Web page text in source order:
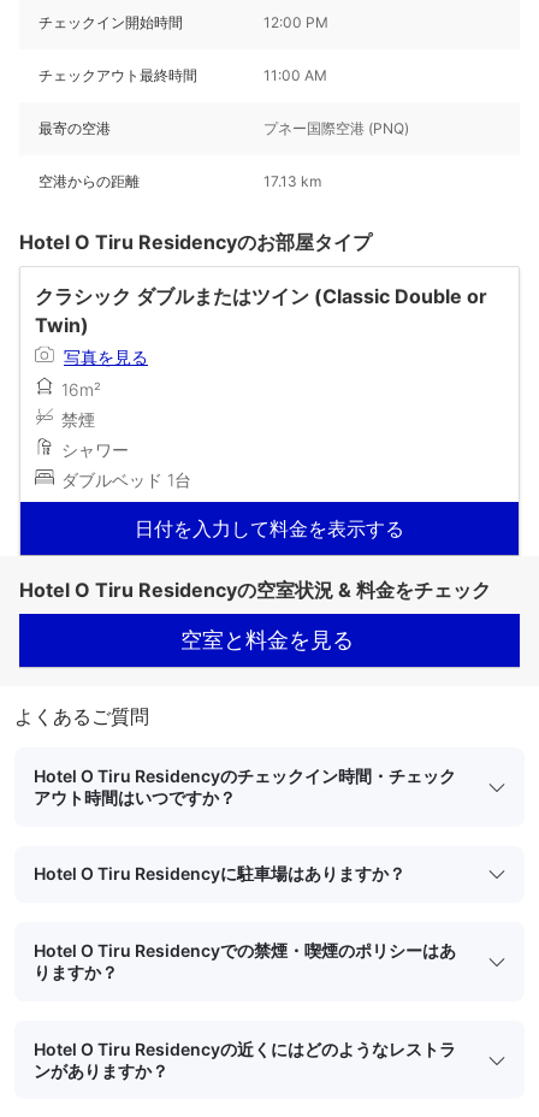
チェックイン開始時間 12:00 PM
チェックアウト最終時間 11:00 AM
最寄の空港 プネー国際空港 (PNQ)
空港からの距離 17.13 km
Hotel O Tiru Residencyのお部屋タイプ
クラシック ダブルまたはツイン (Classic Double or
Twin)
写真を見る
16m²
禁煙
シャワー
ダブルベッド 1台
日付を入力して料金を表示する
Hotel O Tiru Residencyの空室状況 & 料金をチェック
空室と料金を見る
よくあるご質問
Hotel O Tiru Residencyのチェックイン時間・チェック
アウト時間はいつですか？
Hotel O Tiru Residencyに駐車場はありますか？
Hotel O Tiru Residencyでの禁煙・喫煙のポリシーはあ
りますか？
Hotel O Tiru Residencyの近くにはどのようなレストラ
ンがありますか？